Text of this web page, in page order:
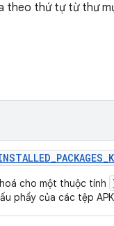
theo thứ tự từ thư
_PACKAGES_
cho một thuộc tính
phẩy của các tệp